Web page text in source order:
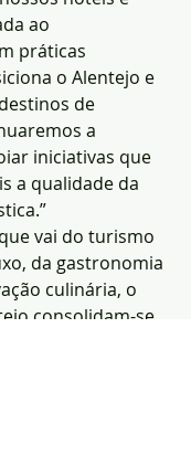
ao
práticas
o Alentejo e
de
a
iniciativas que
a qualidade da
vai do turismo
da gastronomia
culinária, o
consolidam-se